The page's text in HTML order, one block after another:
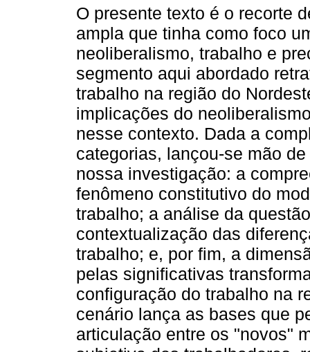
O presente texto é o recorte
ampla que tinha como foco
neoliberalismo, trabalho e
segmento aqui abordado
trabalho na região do
implicações do
nesse contexto. Dada a
categorias, lançou-se mão
nossa investigação: a
fenômeno constitutivo do
trabalho; a análise da
contextualização das
trabalho; e, por fim, a
pelas significativas
configuração do trabalho na
cenário lança as bases que
articulação entre os "novos"